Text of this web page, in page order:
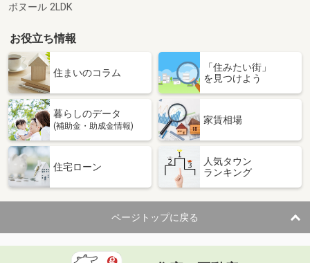
ボヌール 2LDK
お役立ち情報
住まいのコラム
「住みたい街」
を見つけよう
暮らしのデータ
(補助金・助成金情報)
家賃相場
住宅ローン
人気タウン
ランキング
ページトップに戻る